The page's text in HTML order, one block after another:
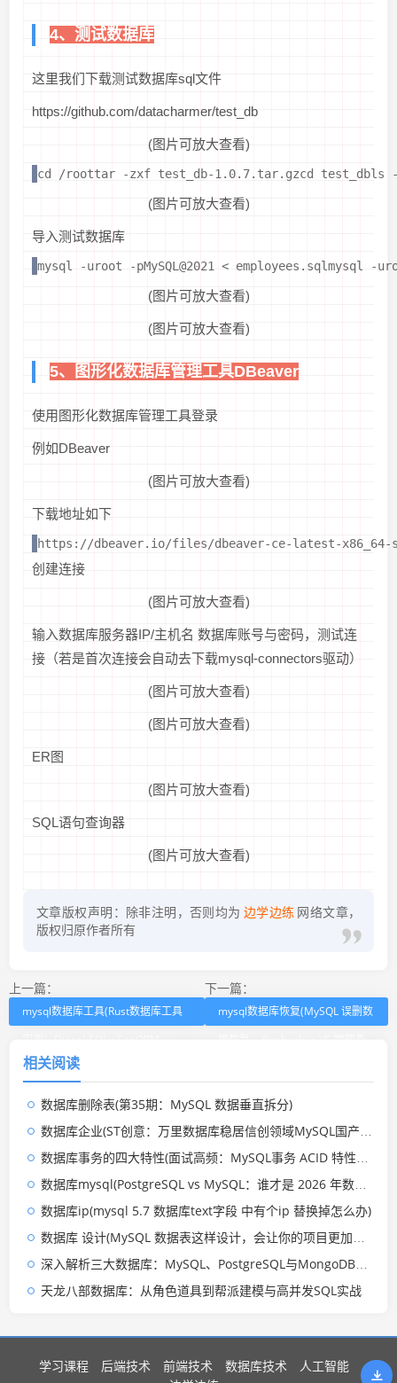
4、测试数据库
这里我们下载测试数据库sql文件
https://github.com/datacharmer/test_db
(图片可放大查看)
cd /roottar -zxf test_db-1.0.7.tar.gzcd test_dbls
(图片可放大查看)
导入测试数据库
mysql -uroot -pMySQL@2021 < employees.sqlmysql -
(图片可放大查看)
(图片可放大查看)
5、图形化数据库管理工具DBeaver
使用图形化数据库管理工具登录
例如DBeaver
(图片可放大查看)
下载地址如下
https://dbeaver.io/files/dbeaver-ce-latest-x86_64-
创建连接
(图片可放大查看)
输入数据库服务器IP/主机名 数据库账号与密码，测试连
接（若是首次连接会自动去下载mysql-connectors驱动）
(图片可放大查看)
(图片可放大查看)
ER图
(图片可放大查看)
SQL语句查询器
(图片可放大查看)
文章版权声明：除非注明，否则均为 边学边练 网络文章，
版权归原作者所有
上一篇：
mysql数据库工具(Rust数据库工具
Rusqlite，谁才是王者)
下一篇：
mysql数据库恢复(MySQL 误删数
相关阅读
数据库删除表(第35期：MySQL 数据垂直拆分)
数据库企业(ST创意：万里数据库稳居信创领域MySQL国产替代第一品牌)
数据库事务的四大特性(面试高频：MySQL事务 ACID 特性是什么？一篇讲透)
数据库mysql(PostgreSQL vs MySQL：谁才是 2026 年数据库之王？)
数据库ip(mysql 5.7 数据库text字段 中有个ip 替换掉怎么办)
数据库 设计(MySQL 数据表这样设计，会让你的项目更加稳定)
深入解析三大数据库：MySQL、PostgreSQL与MongoDB的实战应用
天龙八部数据库：从角色道具到帮派建模与高并发SQL实战
学习课程 后端技术 前端技术 数据库技术
人工智能